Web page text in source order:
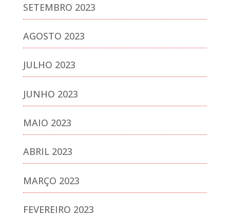
SETEMBRO 2023
AGOSTO 2023
JULHO 2023
JUNHO 2023
MAIO 2023
ABRIL 2023
MARÇO 2023
FEVEREIRO 2023